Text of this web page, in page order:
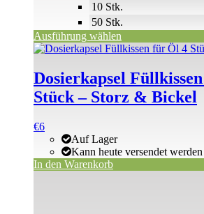
10 Stk.
50 Stk.
Ausführung wählen
Produktseite
gewählt
werden
Dosierkapsel
Stück – Storz & Bickel
€6
Auf Lager
Kann heute versendet werden
In den Warenkorb